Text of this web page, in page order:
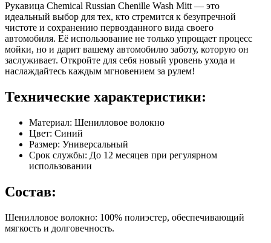
Рукавица Chemical Russian Chenille Wash Mitt — это
идеальный выбор для тех, кто стремится к безупречной
чистоте и сохранению первозданного вида своего
автомобиля. Её использование не только упрощает процесс
мойки, но и дарит вашему автомобилю заботу, которую он
заслуживает. Откройте для себя новый уровень ухода и
наслаждайтесь каждым мгновением за рулем!
Технические характеристики:
Материал: Шенилловое волокно
Цвет: Синий
Размер: Универсальный
Срок службы: До 12 месяцев при регулярном
использовании
Состав:
Шенилловое волокно: 100% полиэстер, обеспечивающий
мягкость и долговечность.